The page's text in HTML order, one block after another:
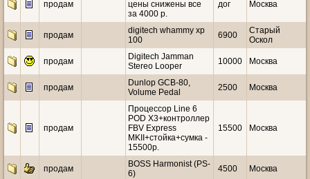
продам
цены снижены все
за 4000 р.
дог Москва
продам
digitech whammy xp
100
6900
Старый
Оскол
продам
Digitech Jamman
Stereo Looper
10000 Москва
продам
Dunlop GCB-80,
Volume Pedal
2500 Москва
продам
Процессор Line 6
POD X3+контроллер
FBV Express
MKII+стойка+сумка -
15500р.
15500 Москва
продам
BOSS Harmonist (PS-
6)
4500 Москва